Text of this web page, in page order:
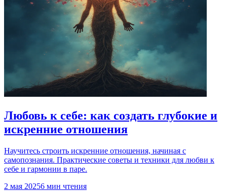
Любовь к себе: как создать глубокие и
искренние отношения
Научитесь строить искренние отношения, начиная с
самопознания. Практические советы и техники для любви к
себе и гармонии в паре.
2 мая 20256 мин чтения